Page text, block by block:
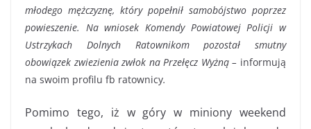
młodego mężczyznę, który popełnił samobójstwo poprzez
powieszenie. Na wniosek Komendy Powiatowej Policji w
Ustrzykach Dolnych Ratownikom pozostał smutny
obowiązek zwiezienia zwłok na Przełęcz Wyżną – informują
na swoim profilu fb ratownicy.
Pomimo tego, iż w góry w miniony weekend